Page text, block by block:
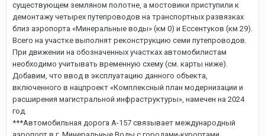
существующем земляном полотне, а мостовики приступили к
демонтажу четырех путепроводов на транспортных развязках
близ аэропорта «Минеральные воды» (км 0) и Ессентуков (км 29).
Всего на участке выполнят реконструкцию семи путепроводов.
При движении на обозначенных участках автомобилистам
необходимо учитывать временную схему (см. карты ниже).
Добавим, что ввод в эксплуатацию данного объекта,
включенного в нацпроект «Комплексный план модернизации и
расширения магистральной инфраструктуры», намечен на 2024
год.
***Автомобильная дорога А-157 связывает международный